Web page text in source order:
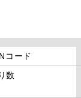
コード
数